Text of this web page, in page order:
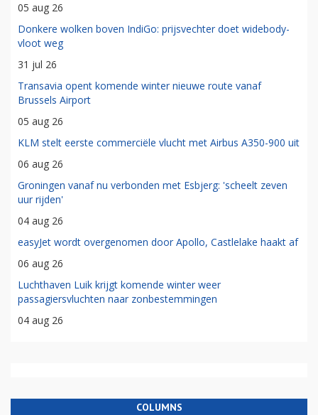
05 aug 26
Donkere wolken boven IndiGo: prijsvechter doet widebody-
vloot weg
31 jul 26
Transavia opent komende winter nieuwe route vanaf
Brussels Airport
05 aug 26
KLM stelt eerste commerciële vlucht met Airbus A350-900 uit
06 aug 26
Groningen vanaf nu verbonden met Esbjerg: 'scheelt zeven
uur rijden'
04 aug 26
easyJet wordt overgenomen door Apollo, Castlelake haakt af
06 aug 26
Luchthaven Luik krijgt komende winter weer
passagiersvluchten naar zonbestemmingen
04 aug 26
COLUMNS